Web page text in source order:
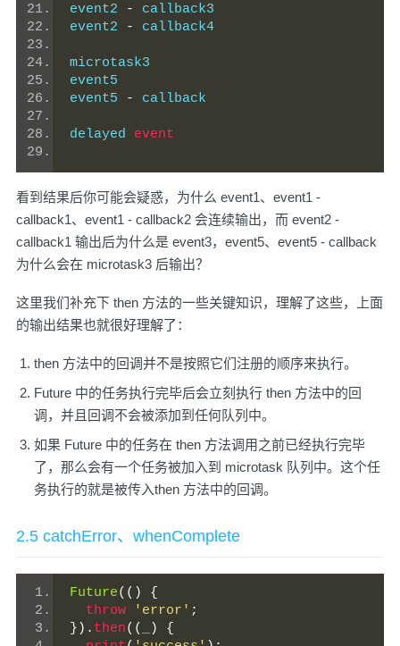
event2
-
callback3
event2
- callback4
microtask3
event5
event5
- callback
delayed event
看到结果后你可能会疑惑，为什么 event1、event1 -
callback1、event1 - callback2 会连续输出，而 event2 -
callback1 输出后为什么是 event3，event5、event5 - callback
为什么会在 microtask3 后输出？
这里我们补充下 then 方法的一些关键知识，理解了这些，上面
的输出结果也就很好理解了：
then 方法中的回调并不是按照它们注册的顺序来执行。
Future 中的任务执行完毕后会立刻执行 then 方法中的回
调，并且回调不会被添加到任何队列中。
如果 Future 中的任务在 then 方法调用之前已经执行完毕
了，那么会有一个任务被加入到 microtask 队列中。这个任
务执行的就是被传入then 方法中的回调。
2.5 catchError、whenComplete
Future(()
{
throw
'error' ;
}). then(( )
{